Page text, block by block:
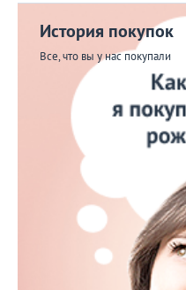
История покупок
Все, что вы у нас покупали